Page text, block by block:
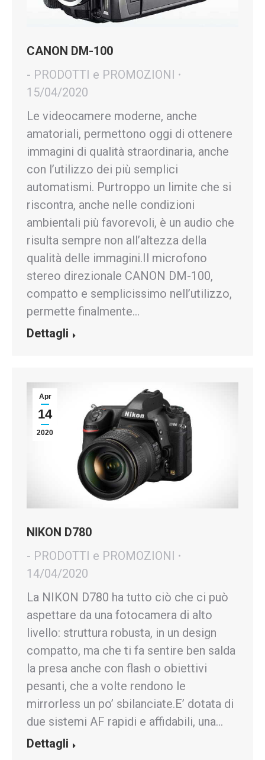
CANON DM-100
- PRODOTTI e PROMOZIONI
15/04/2020
Le videocamere moderne, anche
amatoriali, permettono oggi di ottenere
immagini di qualità straordinaria, anche
con l’utilizzo dei più semplici
automatismi. Purtroppo un limite che si
riscontra, anche nelle condizioni
ambientali più favorevoli, è un audio che
risulta sempre non all’altezza della
qualità delle immagini.Il microfono
stereo direzionale CANON DM-100,
compatto e semplicissimo nell’utilizzo,
permette finalmente…
Dettagli
Apr
14
2020
NIKON D780
- PRODOTTI e PROMOZIONI
14/04/2020
La NIKON D780 ha tutto ciò che ci può
aspettare da una fotocamera di alto
livello: struttura robusta, in un design
compatto, ma che ti fa sentire ben salda
la presa anche con flash o obiettivi
pesanti, che a volte rendono le
mirrorless un po’ sbilanciate.E’ dotata di
due sistemi AF rapidi e affidabili, una…
Dettagli